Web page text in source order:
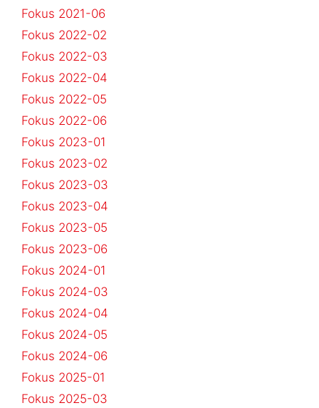
Fokus 2021-06
Fokus 2022-02
Fokus 2022-03
Fokus 2022-04
Fokus 2022-05
Fokus 2022-06
Fokus 2023-01
Fokus 2023-02
Fokus 2023-03
Fokus 2023-04
Fokus 2023-05
Fokus 2023-06
Fokus 2024-01
Fokus 2024-03
Fokus 2024-04
Fokus 2024-05
Fokus 2024-06
Fokus 2025-01
Fokus 2025-03